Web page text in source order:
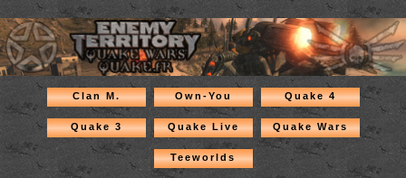
Clan M. Own-You Quake 4
Quake 3 Quake Live Quake Wars
Teeworlds